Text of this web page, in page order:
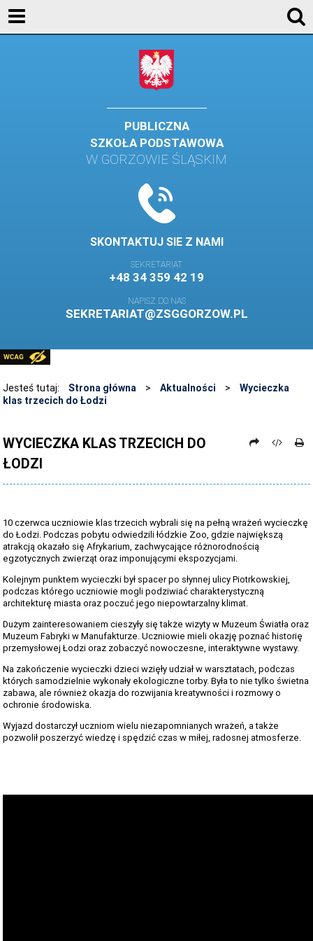
PUBLICZNA
SZKOŁA PODSTAWOWA
W GORZOWIE ŚLĄSKIM
SKONTAKTUJ SIE Z NAMI
SEKRETARIAT
+48 34 359 42 19
NAPISZ DO NAS
SEKRETARIAT@ZSGGORZOW.PL
PLIKI DO POBRANIA
LINKI
STOSOWANIE TECHNOLOGII TIK - TABLICA INTERAKTYWNA
DANE OSOBOWE
Jesteś tutaj: Strona główna > Aktualności >
Wycieczka
klas trzecich do Łodzi
WYCIECZKA KLAS TRZECICH DO
ŁODZI
10 czerwca uczniowie klas trzecich wybrali się na pełną wrażeń wycieczkę
do Łodzi. Podczas pobytu odwiedzili łódzkie Zoo, gdzie największą
atrakcją okazało się Afrykarium, zachwycające różnorodnością
egzotycznych zwierząt oraz imponującymi ekspozycjami.
Kolejnym punktem wycieczki był spacer po słynnej ulicy Piotrkowskiej,
podczas którego uczniowie mogli podziwiać charakterystyczną
architekturę miasta oraz poczuć jego niepowtarzalny klimat.
Dużym zainteresowaniem cieszyły się także wizyty w Muzeum Światła oraz
Muzeum Fabryki w Manufakturze. Uczniowie mieli okazję poznać historię
przemysłowej Łodzi oraz zobaczyć nowoczesne, interaktywne wystawy.
Na zakończenie wycieczki dzieci wzięły udział w warsztatach, podczas
których samodzielnie wykonały ekologiczne torby. Była to nie tylko świetna
zabawa, ale również okazja do rozwijania kreatywności i rozmowy o
ochronie środowiska.
Wyjazd dostarczył uczniom wielu niezapomnianych wrażeń, a także
pozwolił poszerzyć wiedzę i spędzić czas w miłej, radosnej atmosferze.